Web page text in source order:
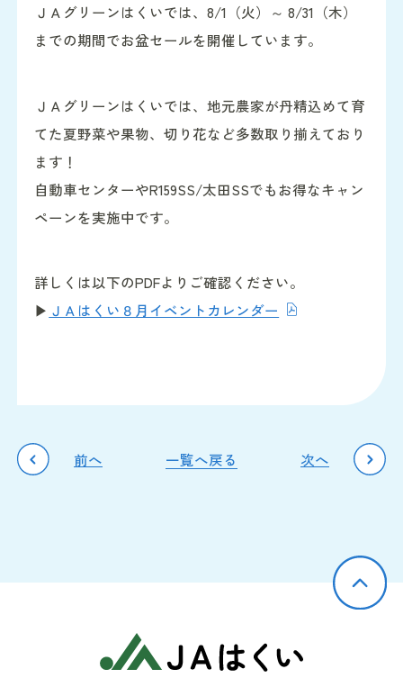
ＪＡグリーンはくいでは、8/1（火）～ 8/31（木）
までの期間でお盆セールを開催しています。
ＪＡグリーンはくいでは、地元農家が丹精込めて育
てた夏野菜や果物、切り花など多数取り揃えており
ます！
自動車センターやR159SS/太田SSでもお得なキャン
ペーンを実施中です。
詳しくは以下のPDFよりご確認ください。
▶ ＪＡはくい８月イベントカレンダー
前へ 一覧へ戻る 次へ